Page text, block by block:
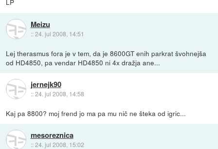
LP
Meizu
::24. jul 2008, 14:51
Lej therasmus fora je v tem, da je 8600GT enih parkrat švohnejša
od HD4850, pa vendar HD4850 ni 4x dražja ane...
jernejk90
::24. jul 2008, 14:58
Kaj pa 8800? moj frend jo ma pa mu nič ne šteka od igric...
mesoreznica
::24. jul 2008, 15:02